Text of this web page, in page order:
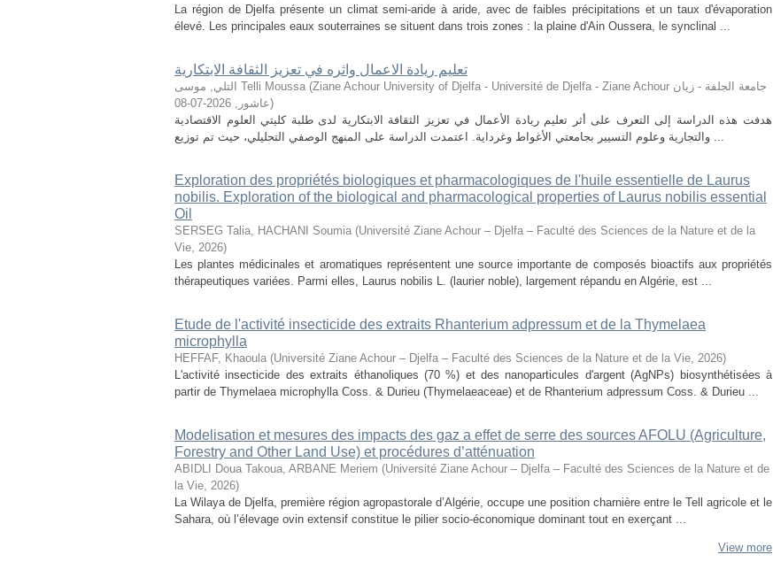
La région de Djelfa présente un climat semi-aride à aride, avec de faibles précipitations et un taux d'évaporation
élevé. Les principales eaux souterraines se situent dans trois zones : la plaine d'Ain Oussera, le synclinal ...
تعليم ريادة الاعمال واثره في تعزيز الثقافة الابتكارية
التلي, موسى Telli Moussa (Ziane Achour University of Djelfa - Université de Djelfa - Ziane Achour جامعة الجلفة - زيان
عاشور ,
2026-07-08
)
هدفت هذه الدراسة إلى التعرف على أثر تعليم ريادة الأعمال في تعزيز الثقافة الابتكارية لدى طلبة كليتي العلوم الاقتصادية
والتجارية وعلوم التسيير بجامعتي الأغواط وغرداية. اعتمدت الدراسة على المنهج الوصفي التحليلي، حيث تم توزيع ...
Exploration des propriétés biologiques et pharmacologiques de l'huile essentielle de Laurus
nobilis. Exploration of the biological and pharmacological properties of Laurus nobilis essential
Oil
SERSEG Talia, HACHANI Soumia (Université Ziane Achour – Djelfa – Faculté des Sciences de la Nature et de la
Vie, 2026)
Les plantes médicinales et aromatiques représentent une source importante de composés bioactifs aux propriétés
thérapeutiques variées. Parmi elles, Laurus nobilis L. (laurier noble), largement répandu en Algérie, est ...
Etude de l'activité insecticide des extraits Rhanterium adpressum et de la Thymelaea
microphylla
HEFFAF, Khaoula (Université Ziane Achour – Djelfa – Faculté des Sciences de la Nature et de la Vie, 2026)
L'activité insecticide des extraits éthanoliques (70 %) et des nanoparticules d'argent (AgNPs) biosynthétisées à
partir de Thymelaea microphylla Coss. & Durieu (Thymelaeaceae) et de Rhanterium adpressum Coss. & Durieu ...
Modelisation et mesures des impacts des gaz a effet de serre des sources AFOLU (Agriculture,
Forestry and Other Land Use) et procédures d’atténuation
ABIDLI Doua Takoua, ARBANE Meriem (Université Ziane Achour – Djelfa – Faculté des Sciences de la Nature et de
la Vie, 2026)
La Wilaya de Djelfa, première région agropastorale d’Algérie, occupe une position charnière entre le Tell agricole et le
Sahara, où l’élevage ovin extensif constitue le pilier socio-économique dominant tout en exerçant ...
View more